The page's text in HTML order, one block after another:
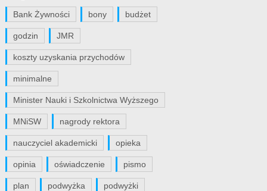
Bank Żywności bony budżet
godzin JMR
koszty uzyskania przychodów
minimalne
Minister Nauki i Szkolnictwa Wyższego
MNiSW nagrody rektora
nauczyciel akademicki opieka
opinia oświadczenie pismo
plan podwyżka podwyżki